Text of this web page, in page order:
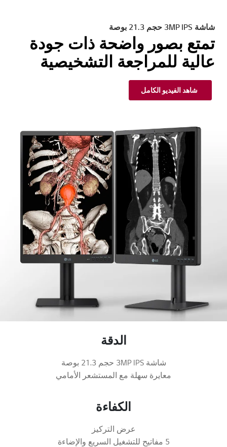
شاشة 3MP IPS حجم 21.3 بوصة
تمتع بصور واضحة ذات جودة
عالية للمراجعة التشخيصية
شاهد الفيديو الكامل
الدقة
شاشة 3MP IPS حجم 21.3 بوصة
معايرة سهلة مع المستشعر الأمامي
الكفاءة
عرض التركيز
5 مفاتيح للتشغيل السريع والإضاءة